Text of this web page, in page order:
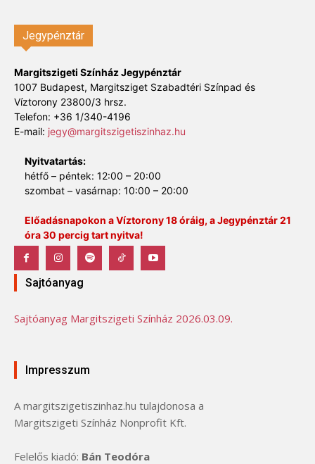
Jegypénztár
Margitszigeti Színház Jegypénztár
1007 Budapest, Margitsziget Szabadtéri Színpad és
Víztorony 23800/3 hrsz.
Telefon: +36 1/340-4196
E-mail: jegy@margitszigetiszinhaz.hu
Nyitvatartás:
hétfő – péntek: 12:00 – 20:00
szombat – vasárnap: 10:00 – 20:00
Előadásnapokon a Víztorony 18 óráig, a Jegypénztár 21
óra 30 percig tart nyitva!
Sajtóanyag
Sajtóanyag Margitszigeti Színház 2026.03.09.
Impresszum
A margitszigetiszinhaz.hu tulajdonosa a
Margitszigeti Színház Nonprofit Kft.
Felelős kiadó: Bán Teodóra